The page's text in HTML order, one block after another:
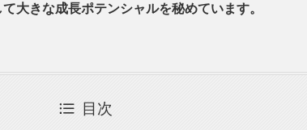
大きな成長ポテンシャルを秘めています。
目次